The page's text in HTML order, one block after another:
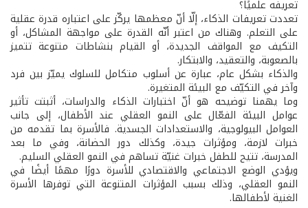
تعريفه علميًا؟
تعددت تعريفات الذكاء، إلّا أنّ معظمها يركّز على اعتباره قدرة عقلية
على التعلم. وهناك من اعتبر أنّه القدرة على مواجهة المشاكل، أو
التكيف مع المواقف الجديدة، أو القيام بنشاطات متنوعة تتميز
بالصعوبة، والتعقيد، والابتكار.
والذكاء بشكل عام، عبارة عن أسلوب متكامل للسلوك يميّز بين فرد
وآخر في التكيّف مع البيئة المتغيرة.
وما يهمنا توضيحه هو أنّ اختبارات الذكاء والدراسات، أثبتت تأثير
عوامل البيئة الفعّال على النمو العقلي عند الأطفال، إلى جانب
العوامل البيولوجية، والاستعدادات الجسدية. فالأسرة بما تقدمه من
خبرات لازمة، ومؤثرات جيدة، وكذلك دور الحضانة، وفي ما بعد
المدرسة، تتيح للطفل خبرات غنيّة تساهم في النمو العقلي السليم.
ويؤدي الوضع الاجتماعي والاقتصادي للأسرة دورًا مهمًا أيضًا في
النمو العقلي، وذلك بسبب المؤثرات المتنوعة التي توفرها الأسرة
الغنية لأطفالها.